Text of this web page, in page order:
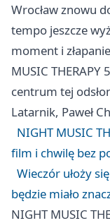
Wrocław znowu
tempo jeszcze
moment i
MUSIC THERAPY
centrum tej
Latarnik, Paweł
NIGHT MUSIC
film i chwilę bez
Wieczór ułoży
będzie miało
NIGHT MUSIC